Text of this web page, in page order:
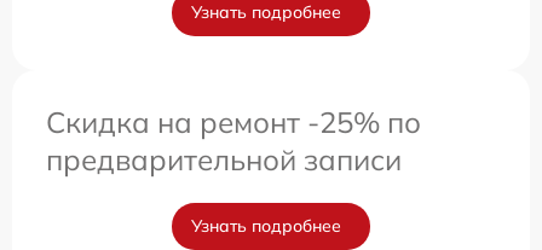
Узнать подробнее
Скидка на ремонт -25% по
предварительной записи
Узнать подробнее